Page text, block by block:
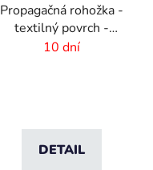
Propagačná rohožka -
textilný povrch -
85x120 cm
10 dní
DETAIL